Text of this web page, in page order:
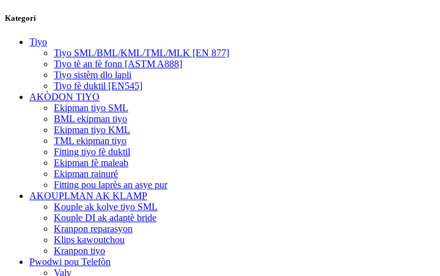
Kategori
Tiyo
Tiyo SML/BML/KML/TML/MLK [EN 877]
Tiyo tè an fè fonn [ASTM A888]
Tiyo sistèm dlo lapli
Tiyo fè duktil [EN545]
AKÒDON TIYO
Ekipman tiyo SML
BML ekipman tiyo
Ekipman tiyo KML
TML ekipman tiyo
Fitting tiyo fè duktil
Ekipman fè maleab
Ekipman rainuré
Fitting pou laprès an asye pur
AKOUPLMAN AK KLAMP
Kouple ak kolye tiyo SML
Kouple DI ak adaptè bride
Kranpon reparasyon
Klips kawoutchou
Kranpon tiyo
Pwodwi pou Telefòn
Valv